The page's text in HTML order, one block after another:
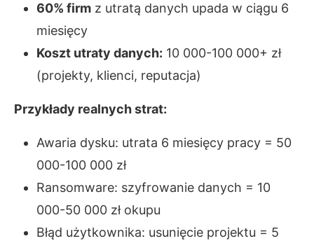
60% firm z utratą danych upada w ciągu 6
miesięcy
Koszt utraty danych: 10 000-100 000+ zł
(projekty, klienci, reputacja)
Przykłady realnych strat:
Awaria dysku: utrata 6 miesięcy pracy = 50
000-100 000 zł
Ransomware: szyfrowanie danych = 10
000-50 000 zł okupu
Błąd użytkownika: usunięcie projektu = 5